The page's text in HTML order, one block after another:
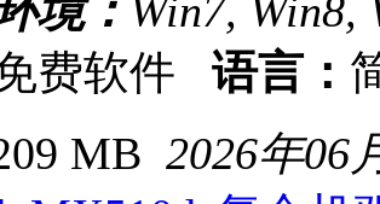
境： Win7, Win8,
费软件 语言：
MB 2026年06